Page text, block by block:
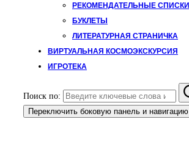
РЕКОМЕНДАТЕЛЬНЫЕ СПИСКИ
БУКЛЕТЫ
ЛИТЕРАТУРНАЯ СТРАНИЧКА
ВИРТУАЛЬНАЯ КОСМОЭКСКУРСИЯ
ИГРОТЕКА
Поиск по:
Переключить боковую панель и навигацию